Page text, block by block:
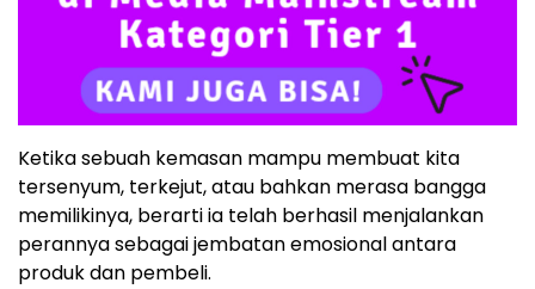
Ketika sebuah kemasan mampu membuat kita
tersenyum, terkejut, atau bahkan merasa bangga
memilikinya, berarti ia telah berhasil menjalankan
perannya sebagai jembatan emosional antara
produk dan pembeli.